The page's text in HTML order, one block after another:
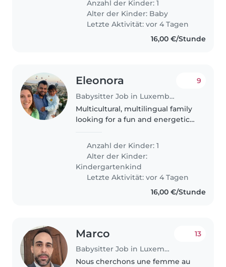
demander d'autres jours.
Anzahl der Kinder: 1
Alter der Kinder: Baby
Letzte Aktivität: vor 4 Tagen
16,00 €/Stunde
Eleonora
Babysitter Job in Luxemburg
9
Multicultural, multilingual family
looking for a fun and energetic
speak English and Italian, and
we'd love someone..
Anzahl der Kinder: 1
Alter der Kinder:
Kindergartenkind
Letzte Aktivität: vor 4 Tagen
16,00 €/Stunde
Marco
Babysitter Job in Luxemburg
13
Nous cherchons une femme au